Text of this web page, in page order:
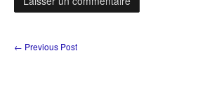
← Previous Post